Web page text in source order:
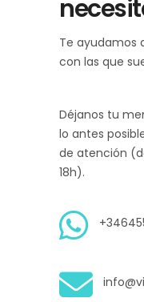
Te ayudamos
con las que
Déjanos tu
lo antes
de atención
18h).